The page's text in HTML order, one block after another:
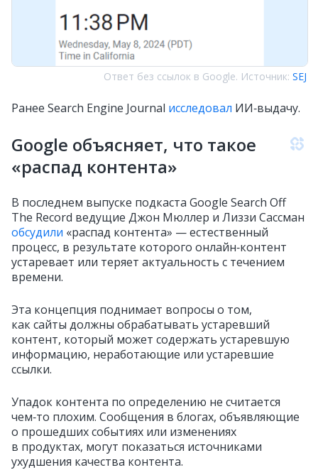
Ответ без ссылок в Google. Источник: SEJ
Ранее Search Engine Journal исследовал ИИ‑выдачу.
Google объясняет, что такое
«распад контента»
В последнем выпуске подкаста Google Search Off
The Record ведущие Джон Мюллер и Лиззи Сассман
обсудили «распад контента» — естественный
процесс, в результате которого онлайн‑контент
устаревает или теряет актуальность с течением
времени.
Эта концепция поднимает вопросы о том,
как сайты должны обрабатывать устаревший
контент, который может содержать устаревшую
информацию, неработающие или устаревшие
ссылки.
Упадок контента по определению не считается
чем‑то плохим. Сообщения в блогах, объявляющие
о прошедших событиях или изменениях
в продуктах, могут показаться источниками
ухудшения качества контента.